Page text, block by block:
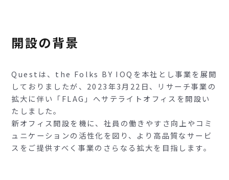
開設の背景
Questは、the Folks BY IOQを本社とし事業を展開
しておりましたが、2023年3月22日、リサーチ事業の
拡大に伴い「FLAG」へサテライトオフィスを開設い
たしました。
新オフィス開設を機に、社員の働きやすさ向上やコミ
ュニケーションの活性化を図り、より高品質なサービ
スをご提供すべく事業のさらなる拡大を目指します。